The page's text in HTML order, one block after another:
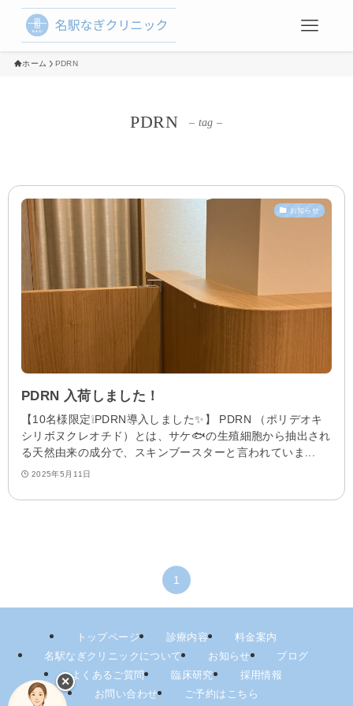
ホーム PDRN
PDRN – tag –
お知らせ
PDRN 入荷しました！
【10名様限定❕PDRN導入しました✨】 PDRN （ポリデオキ
シリボヌクレオチド）とは、サケ🐟の生殖細胞から抽出され
る天然由来の成分で、スキンブースターと言われていま...
2025年5月11日
1
トップページ 診療内容
料金案内
名駅なぎクリニックについて
お知らせ
ブログ
よくあるご質問
臨床研究
採用情報
お問い合わせ
ご予約はこちら
✕